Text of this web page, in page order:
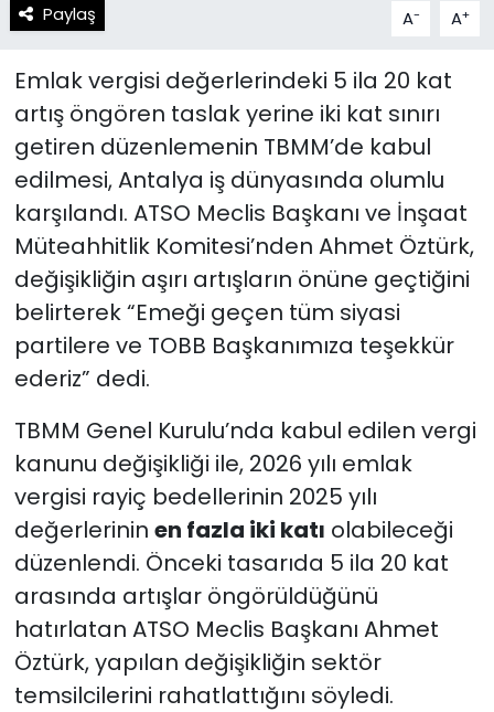
Paylaş A- A+
Emlak vergisi değerlerindeki 5 ila 20 kat
artış öngören taslak yerine iki kat sınırı
getiren düzenlemenin TBMM’de kabul
edilmesi, Antalya iş dünyasında olumlu
karşılandı. ATSO Meclis Başkanı ve İnşaat
Müteahhitlik Komitesi’nden Ahmet Öztürk,
değişikliğin aşırı artışların önüne geçtiğini
belirterek “Emeği geçen tüm siyasi
partilere ve TOBB Başkanımıza teşekkür
ederiz” dedi.
TBMM Genel Kurulu’nda kabul edilen vergi
kanunu değişikliği ile, 2026 yılı emlak
vergisi rayiç bedellerinin 2025 yılı
değerlerinin en fazla iki katı olabileceği
düzenlendi. Önceki tasarıda 5 ila 20 kat
arasında artışlar öngörüldüğünü
hatırlatan ATSO Meclis Başkanı Ahmet
Öztürk, yapılan değişikliğin sektör
temsilcilerini rahatlattığını söyledi.